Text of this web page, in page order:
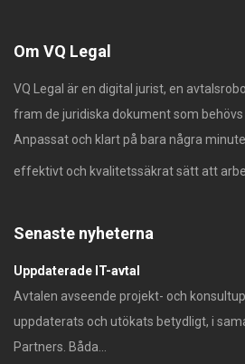
Om VQ Legal
VQ Legal är en digital jurist, en
fram de juridiska dokument som
Anpassat och klart på bara några
effektivt och kvalitetssäkrat sätt att
Senaste nyheterna
Uppdaterade IT-avtal
Avtalen avseende projekt- och
uppdaterats och utökats betydligt, i
Partners. Båda...